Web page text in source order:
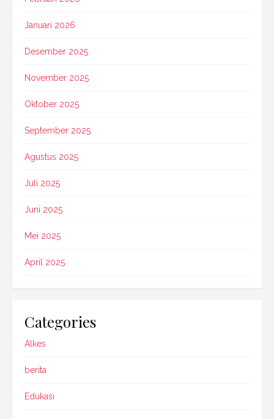
Januari 2026
Desember 2025
November 2025
Oktober 2025
September 2025
Agustus 2025
Juli 2025
Juni 2025
Mei 2025
April 2025
Categories
Alkes
berita
Edukasi